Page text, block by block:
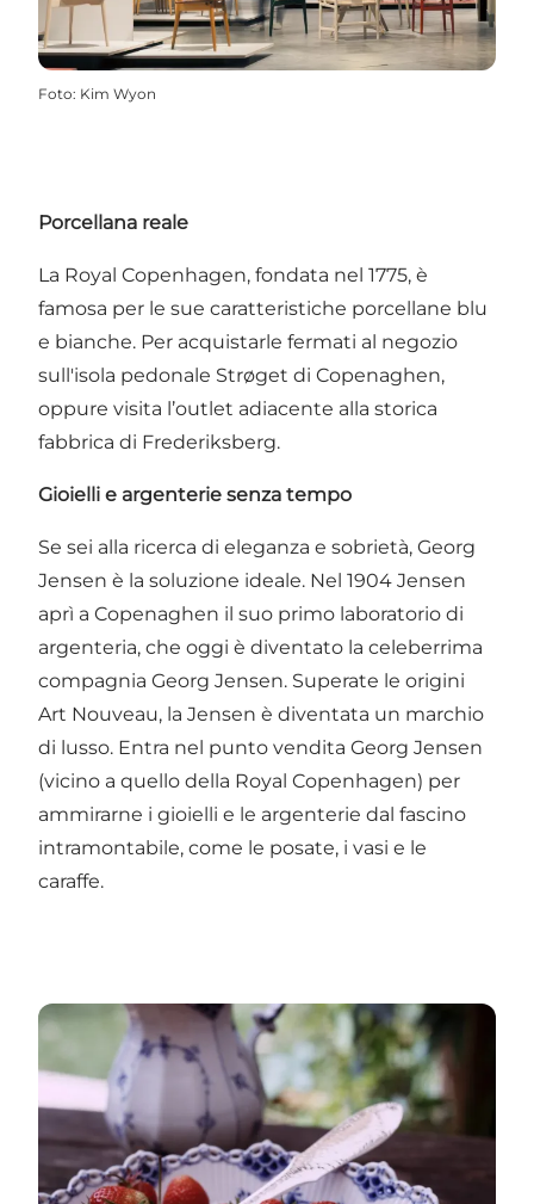
Foto: Kim Wyon
Porcellana reale
La Royal Copenhagen, fondata nel 1775, è
famosa per le sue caratteristiche porcellane blu
e bianche. Per acquistarle fermati al negozio
sull'isola pedonale Strøget di Copenaghen,
oppure visita l’outlet adiacente alla storica
fabbrica di Frederiksberg.
Gioielli e argenterie senza tempo
Se sei alla ricerca di eleganza e sobrietà, Georg
Jensen è la soluzione ideale. Nel 1904 Jensen
aprì a Copenaghen il suo primo laboratorio di
argenteria, che oggi è diventato la celeberrima
compagnia Georg Jensen. Superate le origini
Art Nouveau, la Jensen è diventata un marchio
di lusso. Entra nel punto vendita Georg Jensen
(vicino a quello della Royal Copenhagen) per
ammirarne i gioielli e le argenterie dal fascino
intramontabile, come le posate, i vasi e le
caraffe.